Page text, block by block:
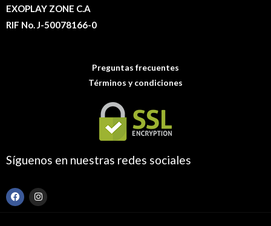
EXOPLAY ZONE C.A
RIF No. J-50078166-0
Preguntas frecuentes
Términos y condiciones
Síguenos en nuestras redes sociales
F
a
c
I
n
s